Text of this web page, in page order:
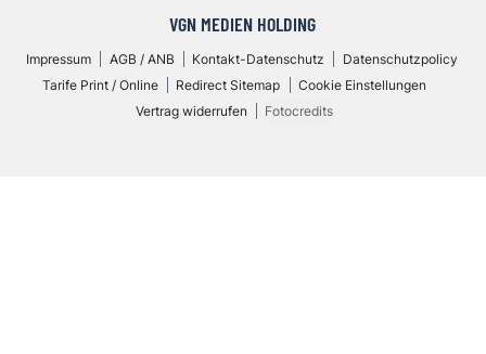
VGN MEDIEN HOLDING
Impressum AGB / ANB Kontakt-Datenschutz
Datenschutzpolicy
Tarife Print / Online
Redirect Sitemap
Cookie Einstellungen
Vertrag widerrufen
Fotocredits